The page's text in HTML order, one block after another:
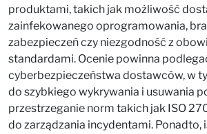
produktami, takich jak możliwość
zainfekowanego oprogramowania,
zabezpieczeń czy niezgodność z
standardami. Ocenie powinna
cyberbezpieczeństwa dostawców, w
do szybkiego wykrywania i usuwania
przestrzeganie norm takich jak ISO
do zarządzania incydentami. Ponadto,